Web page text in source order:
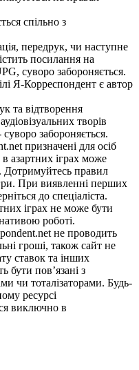
спільно з
передрук, чи наступне
посилання на
суворо забороняється.
Я-Корреспондент є автор
та відтворення
творів
забороняється.
призначені для осіб
азартних іграх може
Дотримуйтесь правил
При виявленні перших
до спеціаліста.
іграх не може бути
роботі.
не проводить
гроші, також сайт не
ставок та інших
бути пов’язані з
чи тоталізаторами. Будь-
ресурсі
виключно в